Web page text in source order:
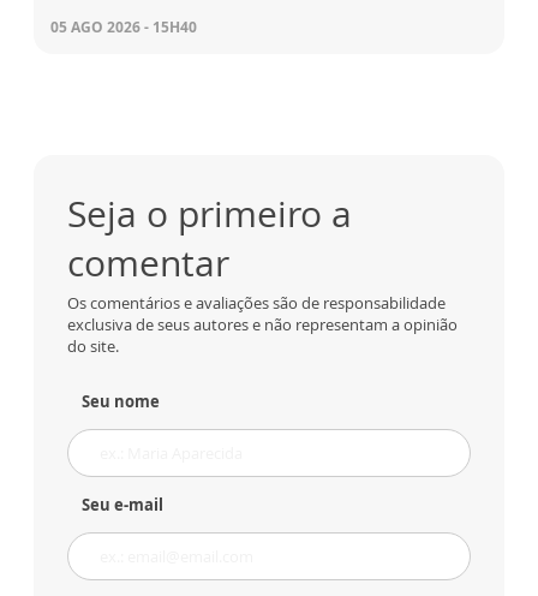
05 AGO 2026 - 15H40
Seja o primeiro a
comentar
Os comentários e avaliações são de responsabilidade
exclusiva de seus autores e não representam a opinião
do site.
Seu nome
Seu e-mail